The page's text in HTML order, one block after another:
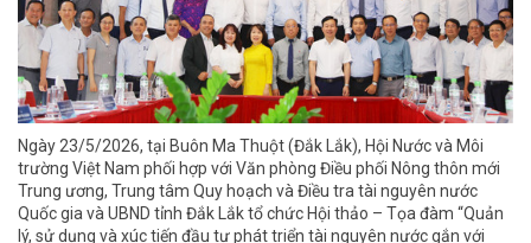
Ngày 23/5/2026, tại Buôn Ma Thuột (Đắk Lắk), Hội Nước và Môi
trường Việt Nam phối hợp với Văn phòng Điều phối Nông thôn mới
Trung ương, Trung tâm Quy hoạch và Điều tra tài nguyên nước
Quốc gia và UBND tỉnh Đắk Lắk tổ chức Hội thảo – Tọa đàm “Quản
lý, sử dụng và xúc tiến đầu tư phát triển tài nguyên nước gắn với